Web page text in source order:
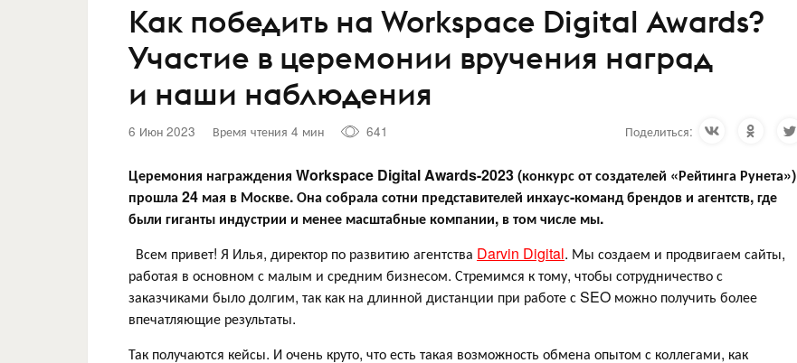
Как победить на Workspace Digital Awards?
Участие в церемонии вручения наград
и наши наблюдения
6 Июн 2023 Время чтения 4 мин 641 Поделиться:
Церемония награждения Workspace Digital Awards-2023 (конкурс от создателей «Рейтинга Рунета»)
прошла 24 мая в Москве. Она собрала сотни представителей инхаус-команд брендов и агентств, где
были гиганты индустрии и менее масштабные компании, в том числе мы.
Всем привет! Я Илья, директор по развитию агентства Darvin Digital. Мы создаем и продвигаем сайты,
работая в основном с малым и средним бизнесом. Стремимся к тому, чтобы сотрудничество с
заказчиками было долгим, так как на длинной дистанции при работе с SEO можно получить более
впечатляющие результаты.
Так получаются кейсы. И очень круто, что есть такая возможность обмена опытом с коллегами, как